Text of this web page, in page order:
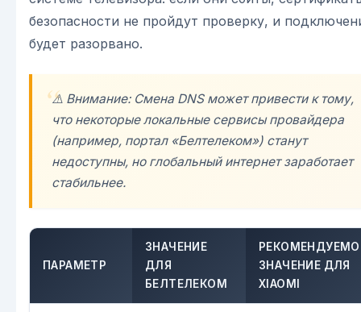
безопасности не пройдут проверку, и
будет разорвано.
⚠️ Внимание: Смена DNS может привести к тому,
что некоторые локальные сервисы провайдера
(например, портал «Белтелеком») станут
недоступны, но глобальный интернет заработает
стабильнее.
ПАРАМЕТР
ЗНАЧЕНИЕ
ДЛЯ
БЕЛТЕЛЕКОМ
ЗНАЧЕНИЕ ДЛЯ
XIAOMI